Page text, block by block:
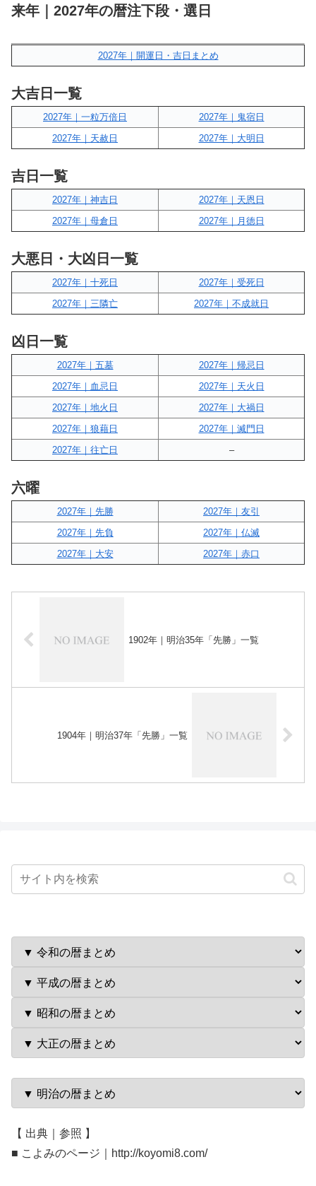
来年｜2027年の暦注下段・選日
2027年｜開運日・吉日まとめ
大吉日一覧
2027年｜一粒万倍日
2027年｜鬼宿日
2027年｜天赦日
2027年｜大明日
吉日一覧
2027年｜神吉日
2027年｜天恩日
2027年｜母倉日
2027年｜月徳日
大悪日・大凶日一覧
2027年｜十死日
2027年｜受死日
2027年｜三隣亡
2027年｜不成就日
凶日一覧
2027年｜五墓
2027年｜帰忌日
2027年｜血忌日
2027年｜天火日
2027年｜地火日
2027年｜大禍日
2027年｜狼藉日
2027年｜滅門日
2027年｜往亡日
–
六曜
2027年｜先勝
2027年｜友引
2027年｜先負
2027年｜仏滅
2027年｜大安
2027年｜赤口
1902年｜明治35年「先勝」一覧
1904年｜明治37年「先勝」一覧
【 出典｜参照 】
■ こよみのページ｜http://koyomi8.com/